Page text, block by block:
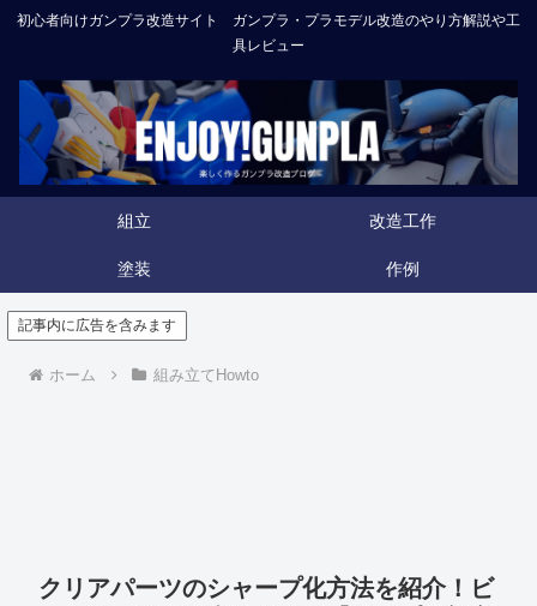
初心者向けガンプラ改造サイト ガンプラ・プラモデル改造のやり方解説や工
具レビュー
組立 改造工作
塗装 作例
記事内に広告を含みます
ホーム 組み立てHowto
クリアパーツのシャープ化方法を紹介！ビ